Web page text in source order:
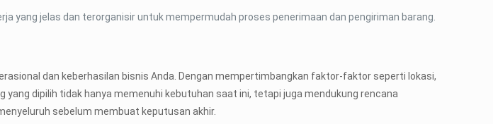
yang jelas dan terorganisir untuk mempermudah proses penerimaan dan pengiriman barang.
dan keberhasilan bisnis Anda. Dengan mempertimbangkan faktor-faktor seperti lokasi,
dipilih tidak hanya memenuhi kebutuhan saat ini, tetapi juga mendukung rencana
sebelum membuat keputusan akhir.